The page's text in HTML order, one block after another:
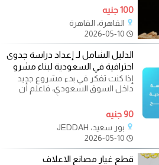
100 جنيه
القاهرة، القاهرة
الدليل الشامل لـ إعداد دراسة جدوى
احترافية في السعودية لبناء مشرو
إذا كنت تفكر في بدء مشروع جديد
داخل السوق السعودي، فاعلم أن
الفرق الحقيقي بين مشروع ناجح
ومشروع
90 جنيه
بور سعيد، JEDDAH
قطع غيار مصانع الاعلاف